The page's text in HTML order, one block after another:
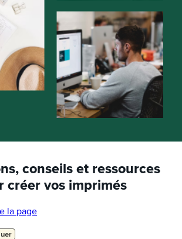
conseils et ressources
créer vos imprimés